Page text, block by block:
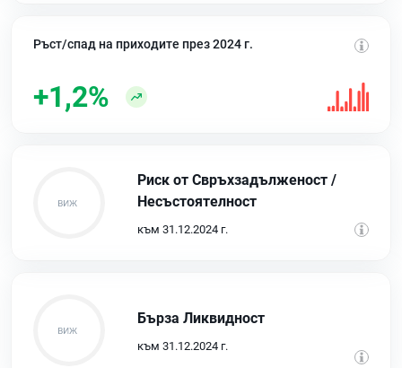
Ръст/спад на приходите през 2024 г.
+1,2%
Риск от Свръхзадълженост /
Несъстоятелност
към 31.12.2024 г.
Бърза Ликвидност
към 31.12.2024 г.